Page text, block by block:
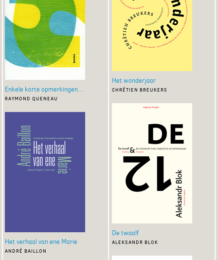
Enkele korte opmerkingen...
raymond queneau
Het verhaal van ene Marie
andré baillon
Het wonderjaar
chrétien breukers
De twaalf
aleksandr blok